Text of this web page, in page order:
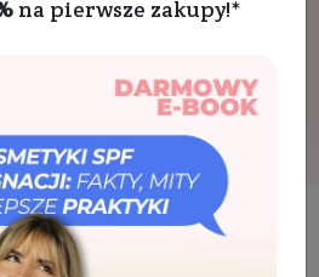
na pierwsze zakupy!*